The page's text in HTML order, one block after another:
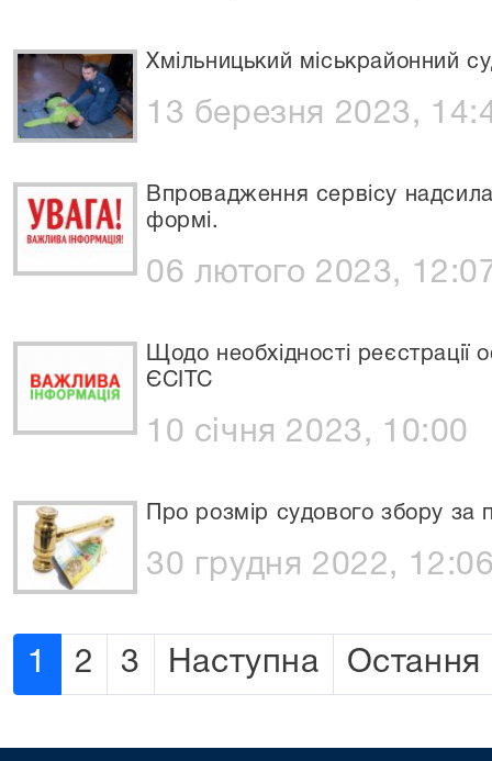
Хмільницький міськрайонний
13 березня 2023,
Впровадження сервісу
формі.
06 лютого 2023,
Щодо необхідності реєстрації
ЄСІТС
10 січня 2023, 10:00
Про розмір судового збору за
30 грудня 2022,
1 2 3 Наступна Остання